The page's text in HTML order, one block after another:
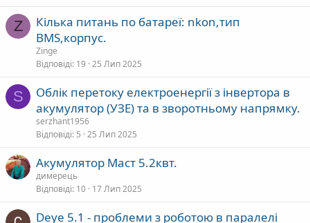
Z
Кілька питань по батареї: nkon,тип
BMS,корпус.
Zinge
Відповіді 19 25 Лип 2025
S
Облік перетоку електроенергії з інвертора в
акумулятор (УЗЕ) та в зворотньому напрямку.
serzhant1956
Відповіді 5 25 Лип 2025
Акумулятор Маст 5.2квт.
димерець
Відповіді 10 17 Лип 2025
Deye 5.1 - проблеми з роботою в паралелі